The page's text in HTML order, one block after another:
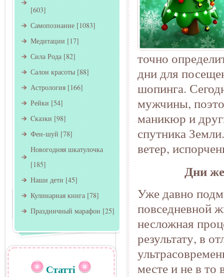
точно
дни для
шопинга.
мужчины,
маникюр и
спутника
ветер,
Дни
Уже давно
повседневной
несложная
результату, в
месте и не в то
[603]
Самопознание [1083]
Медитации [17]
Сила Рода [82]
Салон красоты [88]
Астрология [166]
Рейки [54]
Cказки [98]
Фен-шуй [78]
Новогодняя шкатулочка
[185]
Наши дети [45]
Кулинарная книга [78]
Праздничный марафон [25]
Статті